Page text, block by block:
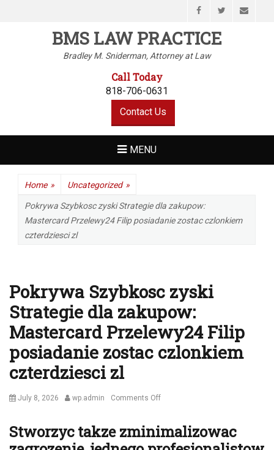
FacebookTwitterEmail
BMS LAW PRACTICE
Bradley M. Sniderman, Attorney at Law
Call Today
818-706-0631
Contact Us
MENU
Home » Uncategorized »
Pokrywa Szybkosc zyski Strategie dla zakupow:
Mastercard Przelewy24 Filip posiadanie zostac czlonkiem
czterdziesci zl
Pokrywa Szybkosc zyski
Strategie dla zakupow:
Mastercard Przelewy24 Filip
posiadanie zostac czlonkiem
czterdziesci zl
Posted
July 8, 2026 Author
wp.admin Comments Offon
zyski
Stworzyc takze zminimalizowac